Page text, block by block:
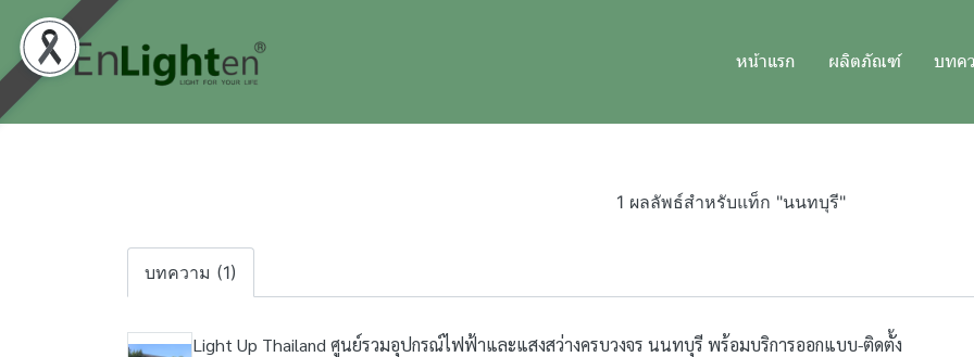
หน้าแรก ผลิตภัณฑ์ บทค
1 ผลลัพธ์สำหรับแท็ก "นนทบุรี"
บทความ (1)
Light Up Thailand ศูนย์รวมอุปกรณ์ไฟฟ้าและแสงสว่างครบวงจร นนทบุรี พร้อมบริการออกแบบ-ติดตั้ง